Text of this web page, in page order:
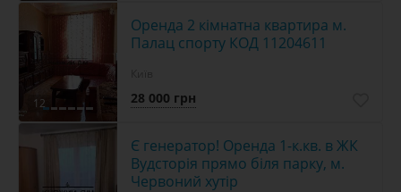
12
Оренда 2 кімнатна квартира м.
Палац спорту КОД 11204611
28 000 грн
Є генератор! Оренда 1-к.кв. в ЖК
Вудсторія прямо біля парку, м.
Червоний хутір